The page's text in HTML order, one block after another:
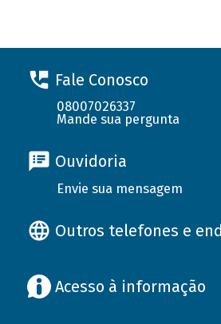
Fale Conosco
08007026337
Mande sua pergunta
Ouvidoria
Envie sua mensagem
Outros telefones e
Acesso à informação